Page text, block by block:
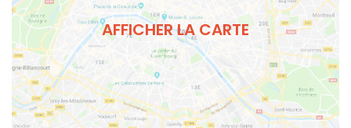
AFFICHER LA CARTE